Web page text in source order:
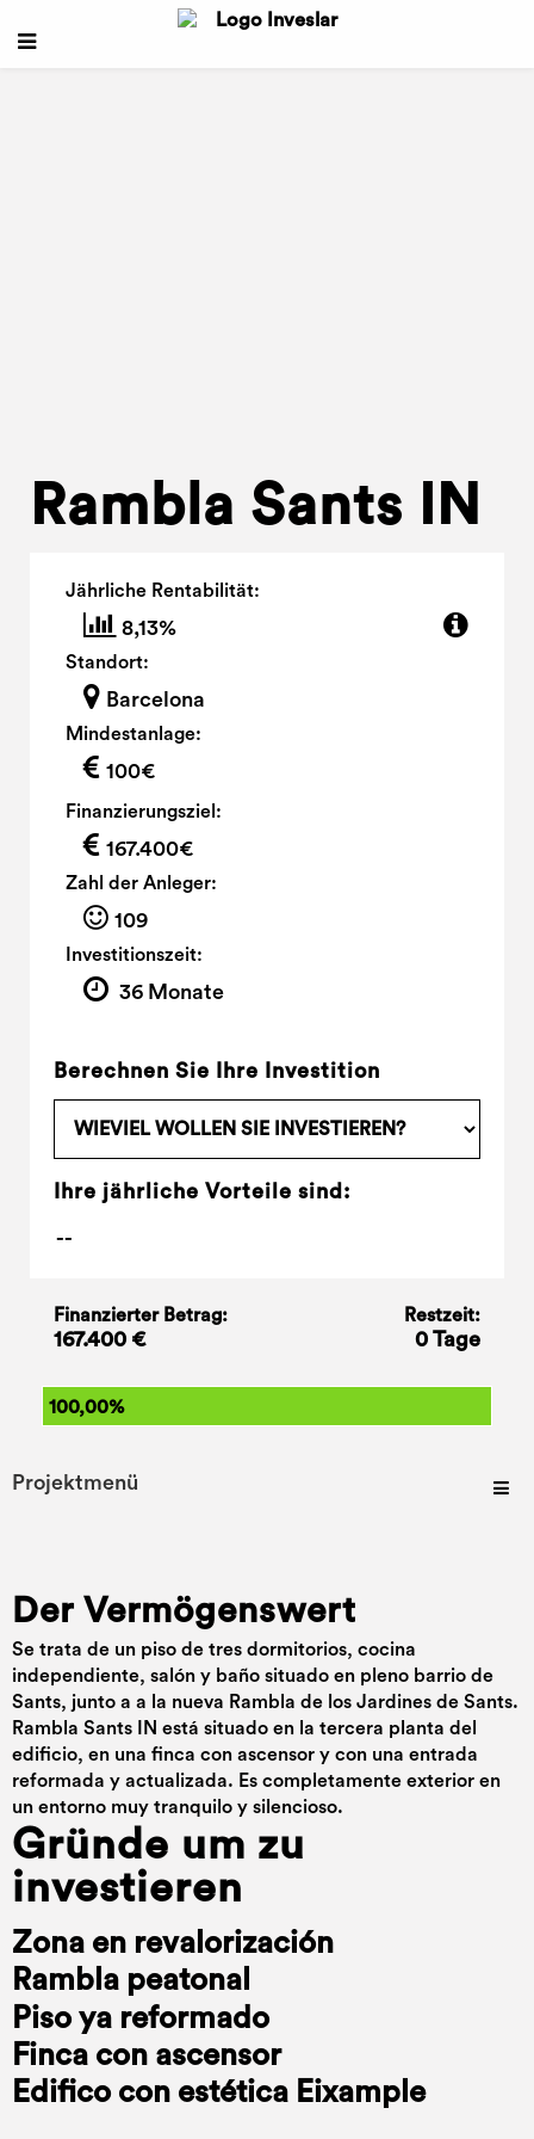
Rambla Sants IN
Jährliche Rentabilität:
8,13%
Standort:
Barcelona
Mindestanlage:
100€
Finanzierungsziel:
167.400€
Zahl der Anleger:
109
Investitionszeit:
36 Monate
Berechnen Sie Ihre Investition
Ihre jährliche Vorteile sind:
Finanzierter Betrag:
167.400 €
Restzeit:
0 Tage
100,00%
Projektmenü
Der Vermögenswert
Se trata de un piso de tres dormitorios, cocina
independiente, salón y baño situado en pleno barrio de
Sants, junto a a la nueva Rambla de los Jardines de Sants.
Rambla Sants IN está situado en la tercera planta del
edificio, en una finca con ascensor y con una entrada
reformada y actualizada. Es completamente exterior en
un entorno muy tranquilo y silencioso.
Gründe um zu
investieren
Zona en revalorización
Rambla peatonal
Piso ya reformado
Finca con ascensor
Edifico con estética Eixample